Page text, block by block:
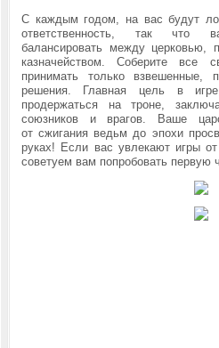
С каждым годом, на вас будут
ответственность, так что
балансировать между церковью,
казначейством. Соберите
принимать только взвешенные,
решения. Главная цель в
продержаться на троне,
союзников и врагов. Ваше
отсжигания ведьм до эпохи
руках! Если вас увлекают игры от
советуем вам попробовать первую